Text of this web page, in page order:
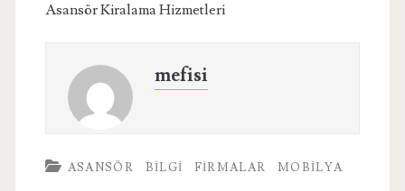
Asansör Kiralama Hizmetleri
mefisi
ASANSÖR BILGI FIRMALAR MOBILYA